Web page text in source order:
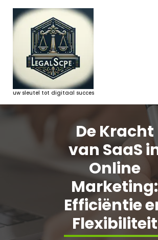
naar
uw sleutel tot digitaal succes
De Kracht
van SaaS
Online
Marketing:
Efficiëntie
Flexibiliteit